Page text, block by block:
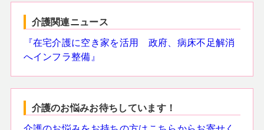
介護関連ニュース
『在宅介護に空き家を活用 政府、病床不足解消
へインフラ整備』
介護のお悩みお待ちしています！